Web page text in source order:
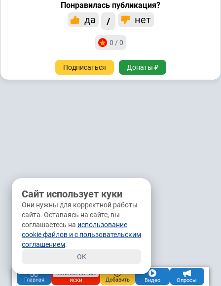
Понравилась публикация?
да / нет
0 / 0
Подписаться Донаты ₽
Главная
Коллективные
иски
Добавить Видео Опросы
Сайт использует куки
Они нужны для корректной работы
сайта. Оставаясь на сайте, вы
соглашаетесь на использование
cookie файлов и с пользовательским
соглашением.
OK